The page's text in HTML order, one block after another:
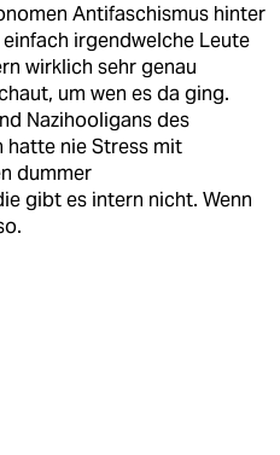
Antifaschismus hinter
irgendwelche Leute
wirklich sehr genau
um wen es da ging.
Nazihooligans des
hatte nie Stress mit
dummer
gibt es intern nicht. Wenn